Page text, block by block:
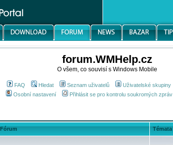
forum.WMHelp.cz
O všem, co souvisí s Windows Mobile
FAQ Hledat Seznam uživatelů Uživatelské skupiny
Osobní nastavení
Přihlásit se pro kontrolu soukromých zpráv
Fórum Témata